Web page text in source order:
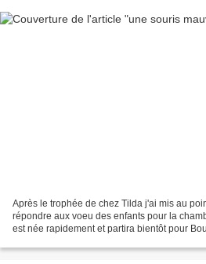
Après le trophée de chez Tilda j'ai mis au
répondre aux voeu des enfants pour la
est née rapidement et partira bientôt pour